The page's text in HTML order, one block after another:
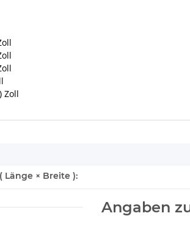
Zoll
Länge × Breite ):
Angaben